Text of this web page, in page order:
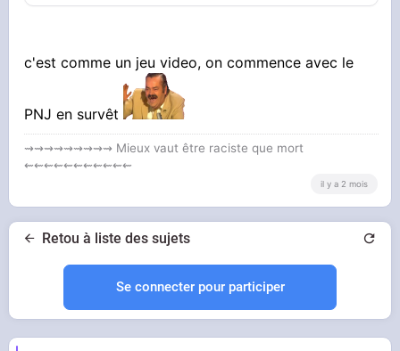
c'est comme un jeu video, on commence avec le
PNJ en survêt
⇝⇝⇝⇝⇝⇝⇝⇝⇝ Mieux vaut être raciste que mort
⇜⇜⇜⇜⇜⇜⇜⇜⇜⇜⇜
il y a 2 mois
Retou à liste des sujets
Se connecter pour participer